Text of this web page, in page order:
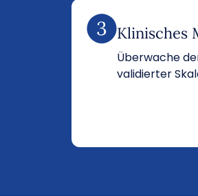
Klinisches
Überwache
validierter